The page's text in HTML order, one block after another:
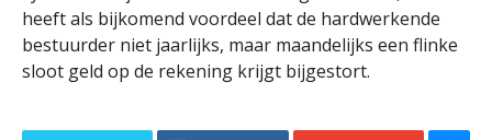
heeft als bijkomend voordeel dat de hardwerkende
bestuurder niet jaarlijks, maar maandelijks een flinke
sloot geld op de rekening krijgt bijgestort.